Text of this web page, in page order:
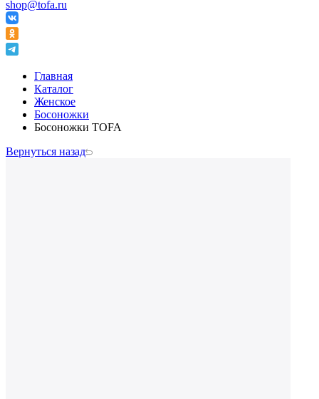
shop@tofa.ru
Главная
Каталог
Женское
Босоножки
Босоножки TOFA
Вернуться назад